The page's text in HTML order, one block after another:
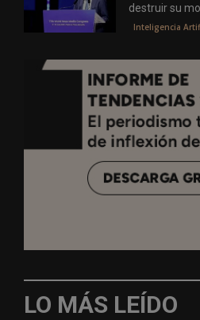
destruir su
Inteligencia
LO MÁS LEÍDO